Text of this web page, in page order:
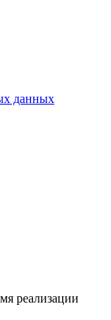
данных
реализации